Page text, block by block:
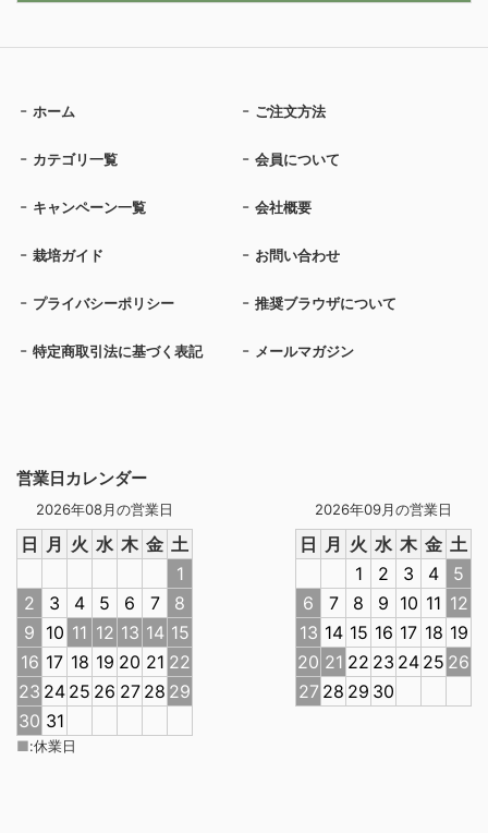
営業日カレンダー
2026年08月の営業日
日 月 火 水 木 金 土
1
2
3 4 5 6 7
8
9 10 11 12 13 14 15
16 17 18 19 20 21 22
23 24 25 26 27 28 29
30 31
2026年09月の営業日
日 月 火 水 木 金 土
1
2 3 4
5
6
7 8 9 10 11 12
13 14 15 16 17 18 19
20 21 22 23 24 25 26
27 28 29 30
■:休業日
ホーム ご注文方法
カテゴリ一覧 会員について
キャンペーン一覧 会社概要
栽培ガイド お問い合わせ
プライバシーポリシー 推奨ブラウザについて
特定商取引法に基づく表記 メールマガジン